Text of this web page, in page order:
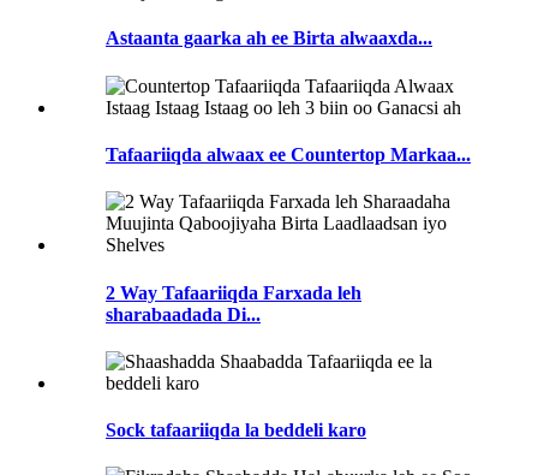
Astaanta gaarka ah ee Birta alwaaxda...
Tafaariiqda alwaax ee Countertop Markaa...
2 Way Tafaariiqda Farxada leh
sharabaadada Di...
Sock tafaariiqda la beddeli karo